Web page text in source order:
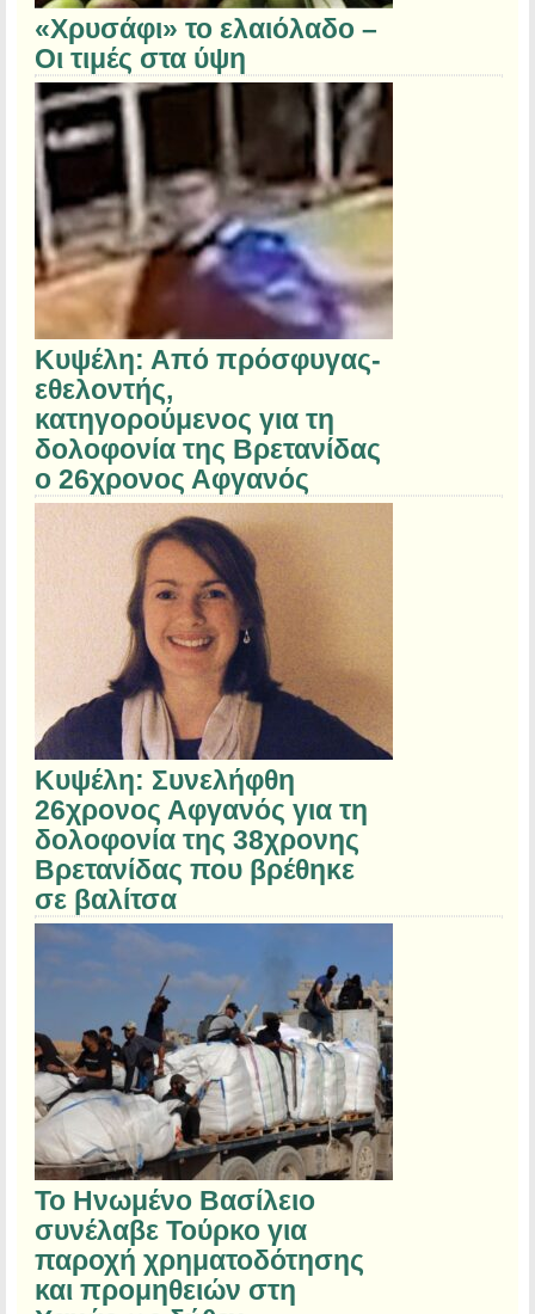
«Χρυσάφι» το ελαιόλαδο –
Οι τιμές στα ύψη
Κυψέλη: Από πρόσφυγας-
εθελοντής,
κατηγορούμενος για τη
δολοφονία της Βρετανίδας
ο 26χρονος Αφγανός
Κυψέλη: Συνελήφθη
26χρονος Αφγανός για τη
δολοφονία της 38χρονης
Βρετανίδας που βρέθηκε
σε βαλίτσα
Το Ηνωμένο Βασίλειο
συνέλαβε Τούρκο για
παροχή χρηματοδότησης
και προμηθειών στη